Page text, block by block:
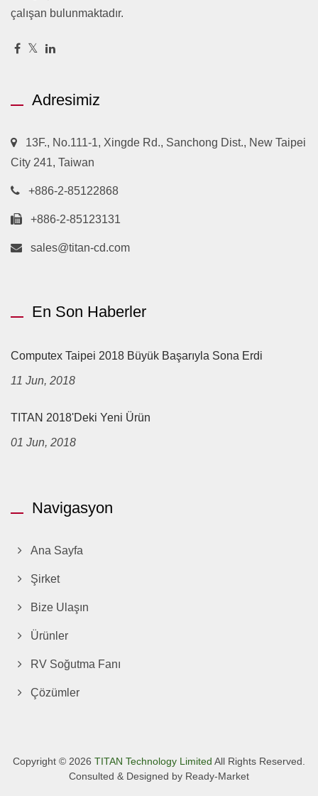
çalışan bulunmaktadır.
Adresimiz
13F., No.111-1, Xingde Rd., Sanchong Dist., New Taipei
City 241, Taiwan
+886-2-85122868
+886-2-85123131
sales@titan-cd.com
En Son Haberler
Computex Taipei 2018 Büyük Başarıyla Sona Erdi
11 Jun, 2018
TITAN 2018'deki Yeni Ürün
01 Jun, 2018
Navigasyon
Ana Sayfa
Şirket
Bize Ulaşın
Ürünler
RV Soğutma Fanı
Çözümler
Copyright © 2026 TITAN Technology Limited All Rights Reserved.
Consulted & Designed by Ready-Market